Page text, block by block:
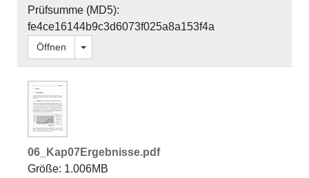
Prüfsumme (MD5):
fe4ce16144b9c3d6073f025a8a153f4a
Öffnen Dropdown öffnen
06_Kap07Ergebnisse.pdf
Größe: 1.006MB